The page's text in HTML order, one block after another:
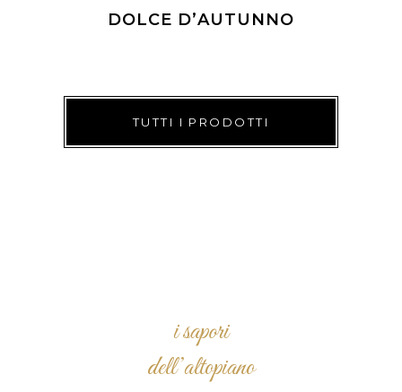
DOLCE D’AUTUNNO
TUTTI I PRODOTTI
i sapori
dell’altopiano